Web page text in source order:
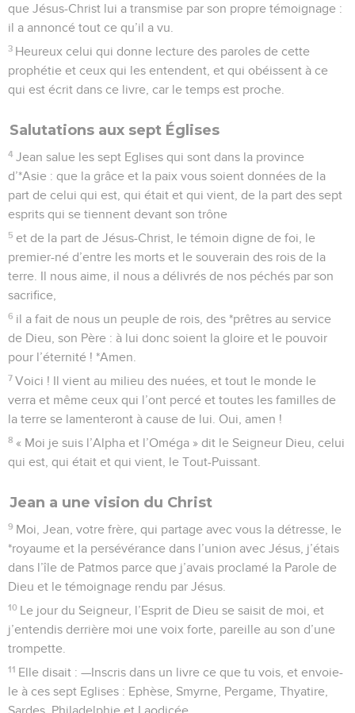
que Jésus-Christ lui a transmise par son propre témoignage :
il a annoncé tout ce qu’il a vu.
3 Heureux celui qui donne lecture des paroles de cette
prophétie et ceux qui les entendent, et qui obéissent à ce
qui est écrit dans ce livre, car le temps est proche.
Salutations aux sept Églises
4 Jean salue les sept Eglises qui sont dans la province
d’*Asie : que la grâce et la paix vous soient données de la
part de celui qui est, qui était et qui vient, de la part des sept
esprits qui se tiennent devant son trône
5 et de la part de Jésus-Christ, le témoin digne de foi, le
premier-né d’entre les morts et le souverain des rois de la
terre. Il nous aime, il nous a délivrés de nos péchés par son
sacrifice,
6 il a fait de nous un peuple de rois, des *prêtres au service
de Dieu, son Père : à lui donc soient la gloire et le pouvoir
pour l’éternité ! *Amen.
7 Voici ! Il vient au milieu des nuées, et tout le monde le
verra et même ceux qui l’ont percé et toutes les familles de
la terre se lamenteront à cause de lui. Oui, amen !
8 « Moi je suis l’Alpha et l’Oméga » dit le Seigneur Dieu, celui
qui est, qui était et qui vient, le Tout-Puissant.
Jean a une vision du Christ
9 Moi, Jean, votre frère, qui partage avec vous la détresse, le
*royaume et la persévérance dans l’union avec Jésus, j’étais
dans l’île de Patmos parce que j’avais proclamé la Parole de
Dieu et le témoignage rendu par Jésus.
10 Le jour du Seigneur, l’Esprit de Dieu se saisit de moi, et
j’entendis derrière moi une voix forte, pareille au son d’une
trompette.
11 Elle disait : —Inscris dans un livre ce que tu vois, et envoie-
le à ces sept Eglises : Ephèse, Smyrne, Pergame, Thyatire,
Sardes, Philadelphie et Laodicée.